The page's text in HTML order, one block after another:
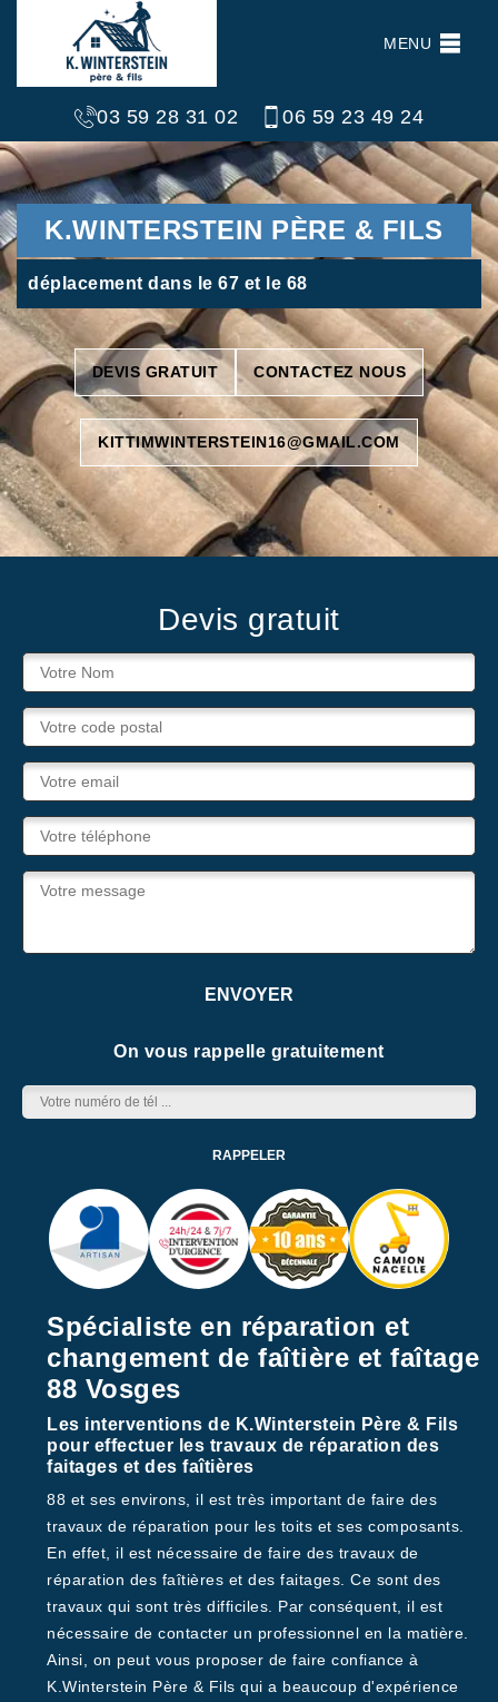
MENU
03 59 28 31 02 06 59 23 49 24
K.WINTERSTEIN PÈRE & FILS
déplacement dans le 67 et le 68
DEVIS GRATUIT CONTACTEZ NOUS
KITTIMWINTERSTEIN16@GMAIL.COM
Devis gratuit
On vous rappelle gratuitement
Spécialiste en réparation et
changement de faîtière et faîtage
88 Vosges
Les interventions de K.Winterstein Père & Fils
pour effectuer les travaux de réparation des
faitages et des faîtières
88 et ses environs, il est très important de faire des
travaux de réparation pour les toits et ses composants.
En effet, il est nécessaire de faire des travaux de
réparation des faîtières et des faitages. Ce sont des
travaux qui sont très difficiles. Par conséquent, il est
nécessaire de contacter un professionnel en la matière.
Ainsi, on peut vous proposer de faire confiance à
K.Winterstein Père & Fils qui a beaucoup d'expérience